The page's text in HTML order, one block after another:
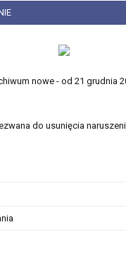
nowe - od 21 grudnia
do usunięcia